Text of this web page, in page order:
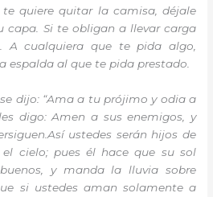
quiere quitar la camisa, déjale
capa. Si te obligan a llevar carga
A cualquiera que te pida algo,
espalda al que te pida prestado.
dijo: “Ama a tu prójimo y odia a
digo: Amen a sus enemigos, y
ustedes serán hijos de
cielo; pues él hace que su sol
y manda la lluvia sobre
si ustedes aman solamente a